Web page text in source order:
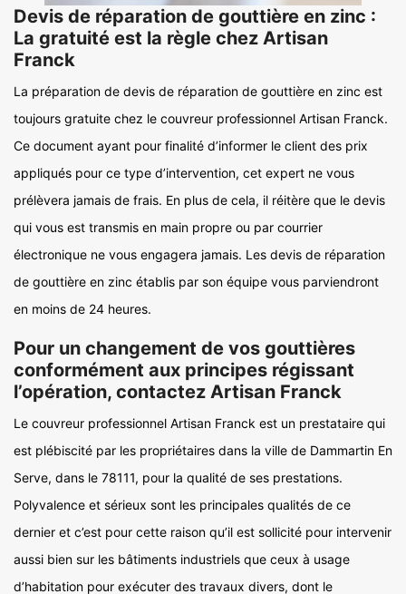
Devis de réparation de gouttière en zinc :
La gratuité est la règle chez Artisan
Franck
La préparation de devis de réparation de gouttière en zinc est
toujours gratuite chez le couvreur professionnel Artisan Franck.
Ce document ayant pour finalité d’informer le client des prix
appliqués pour ce type d’intervention, cet expert ne vous
prélèvera jamais de frais. En plus de cela, il réitère que le devis
qui vous est transmis en main propre ou par courrier
électronique ne vous engagera jamais. Les devis de réparation
de gouttière en zinc établis par son équipe vous parviendront
en moins de 24 heures.
Pour un changement de vos gouttières
conformément aux principes régissant
l’opération, contactez Artisan Franck
Le couvreur professionnel Artisan Franck est un prestataire qui
est plébiscité par les propriétaires dans la ville de Dammartin En
Serve, dans le 78111, pour la qualité de ses prestations.
Polyvalence et sérieux sont les principales qualités de ce
dernier et c’est pour cette raison qu’il est sollicité pour intervenir
aussi bien sur les bâtiments industriels que ceux à usage
d’habitation pour exécuter des travaux divers, dont le